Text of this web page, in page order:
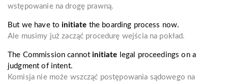
wstępowanie na drogę prawną.
But we have toinitiate the boarding process now.
Ale musimy już zacząć procedurę wejścia na pokład.
The Commission cannotinitiate legal proceedings on a
judgment of intent.
Komisja nie może wszcząć postępowania sądowego na